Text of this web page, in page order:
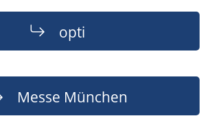
opti
Messe München